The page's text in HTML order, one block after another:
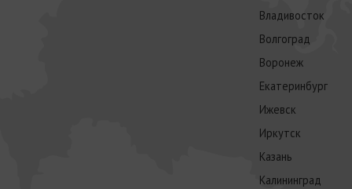
Владивосток
Волгоград
Воронеж
Екатеринбург
Ижевск
Иркутск
Казань
Калининград